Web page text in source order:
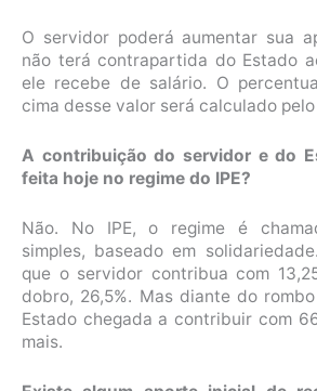
O servidor poderá aumentar sua
não terá contrapartida do Estado
ele recebe de salário. O
cima desse valor será calculado
A contribuição do servidor e do
feita hoje no regime do IPE?
Não. No IPE, o regime é
simples, baseado em
que o servidor contribua com
dobro, 26,5%. Mas diante do
Estado chegada a contribuir com
mais.